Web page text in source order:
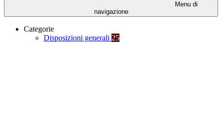
Menu di
navigazione
Categorie
Disposizioni generali 25